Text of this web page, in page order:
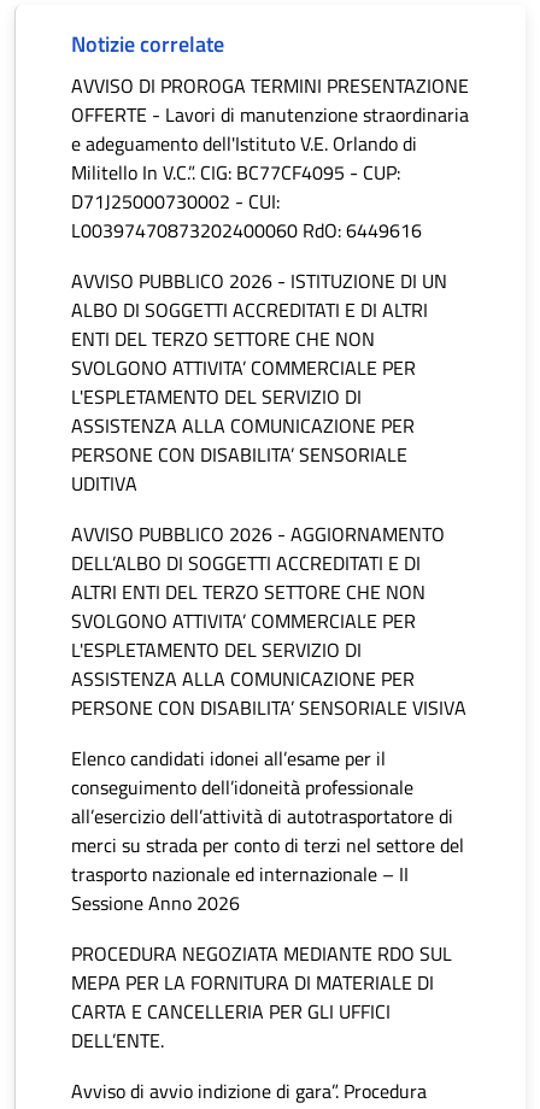
Notizie correlate
AVVISO DI PROROGA TERMINI PRESENTAZIONE
OFFERTE - Lavori di manutenzione straordinaria
e adeguamento dell'Istituto V.E. Orlando di
Militello In V.C.”. CIG: BC77CF4095 - CUP:
D71J25000730002 - CUI:
L00397470873202400060 RdO: 6449616
AVVISO PUBBLICO 2026 - ISTITUZIONE DI UN
ALBO DI SOGGETTI ACCREDITATI E DI ALTRI
ENTI DEL TERZO SETTORE CHE NON
SVOLGONO ATTIVITA’ COMMERCIALE PER
L'ESPLETAMENTO DEL SERVIZIO DI
ASSISTENZA ALLA COMUNICAZIONE PER
PERSONE CON DISABILITA’ SENSORIALE
UDITIVA
AVVISO PUBBLICO 2026 - AGGIORNAMENTO
DELL’ALBO DI SOGGETTI ACCREDITATI E DI
ALTRI ENTI DEL TERZO SETTORE CHE NON
SVOLGONO ATTIVITA’ COMMERCIALE PER
L'ESPLETAMENTO DEL SERVIZIO DI
ASSISTENZA ALLA COMUNICAZIONE PER
PERSONE CON DISABILITA’ SENSORIALE VISIVA
Elenco candidati idonei all’esame per il
conseguimento dell’idoneità professionale
all’esercizio dell’attività di autotrasportatore di
merci su strada per conto di terzi nel settore del
trasporto nazionale ed internazionale – II
Sessione Anno 2026
PROCEDURA NEGOZIATA MEDIANTE RDO SUL
MEPA PER LA FORNITURA DI MATERIALE DI
CARTA E CANCELLERIA PER GLI UFFICI
DELL’ENTE.
Avviso di avvio indizione di gara”. Procedura